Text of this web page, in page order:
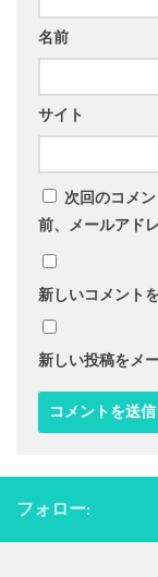
名前
サイト
次回のコメ
前、メールアド
新しいコメント
新しい投稿をメ
フォロー: